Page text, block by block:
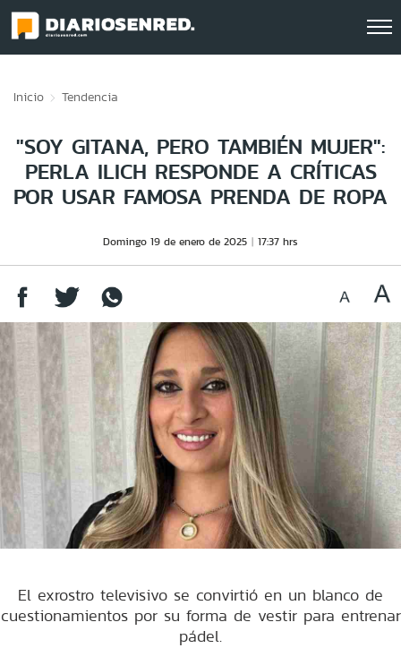
Inicio Tendencia
"SOY GITANA, PERO TAMBIÉN MUJER":
PERLA ILICH RESPONDE A CRÍTICAS
POR USAR FAMOSA PRENDA DE ROPA
Domingo 19 de enero de 2025 17:37 hrs
El exrostro televisivo se convirtió en un blanco de
cuestionamientos por su forma de vestir para entrenar
pádel.